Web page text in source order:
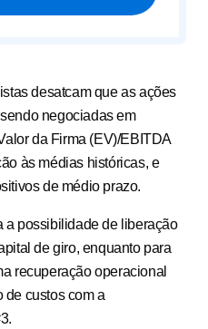
desatcam que as ações
negociadas em
da Firma (EV)/EBITDA
às médias históricas, e
de médio prazo.
a possibilidade de liberação
de giro, enquanto para
recuperação operacional
de custos com a